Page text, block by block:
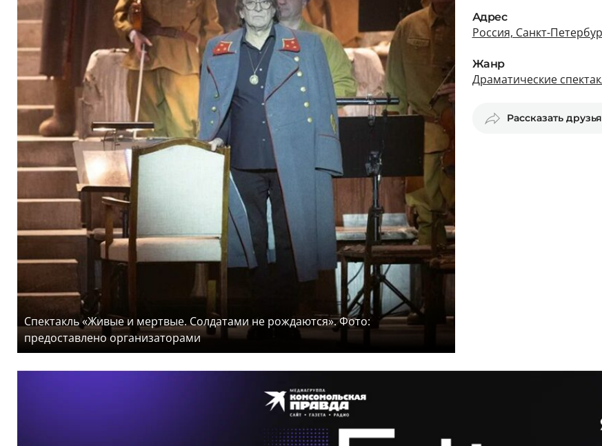
Спектакль «‎Живые и мертвые. Солдатами не рождаются». Фото:
предоставлено организаторами
Адрес
Россия, Санкт-
Жанр
Драматические
Рассказать